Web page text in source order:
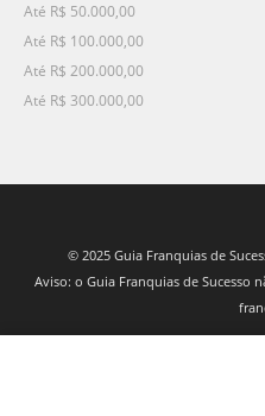
Até R$ 50.000,00
Até R$ 100.000,00
Até R$ 200.000,00
Até R$ 300.000,00
© 2025 Guia Franquias de
Aviso: o Guia Franquias de Sucesso